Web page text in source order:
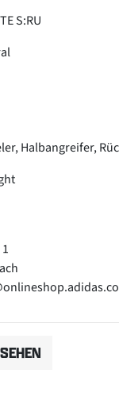
S:RU
Halbangreifer,